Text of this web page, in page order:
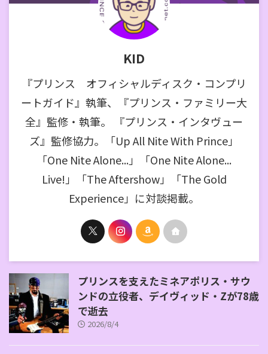
KID
『プリンス オフィシャルディスク・コンプリ
ートガイド』執筆、『プリンス・ファミリー大
全』監修・執筆。 『プリンス・インタヴュー
ズ』監修協力。「Up All Nite With Prince」
「One Nite Alone...」「One Nite Alone...
Live!」「The Aftershow」「The Gold
Experience」に対談掲載。
プリンスを支えたミネアポリス・サウ
ンドの立役者、デイヴィッド・Zが78歳
で逝去
2026/8/4